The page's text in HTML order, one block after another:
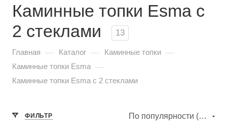
Каминные топки Esma с
2 стеклами
13
Главная — Каталог — Каминные топки —
Каминные топки Esma —
Каминные топки Esma с 2 стеклами
ФИЛЬТР По популярности (убывание)